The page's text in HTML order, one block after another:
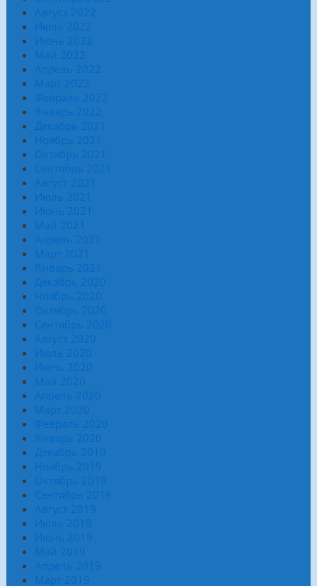
Август 2022
Июль 2022
Июнь 2022
Май 2022
Апрель 2022
Март 2022
Февраль 2022
Январь 2022
Декабрь 2021
Ноябрь 2021
Октябрь 2021
Сентябрь 2021
Август 2021
Июль 2021
Июнь 2021
Май 2021
Апрель 2021
Март 2021
Январь 2021
Декабрь 2020
Ноябрь 2020
Октябрь 2020
Сентябрь 2020
Август 2020
Июль 2020
Июнь 2020
Май 2020
Апрель 2020
Март 2020
Февраль 2020
Январь 2020
Декабрь 2019
Ноябрь 2019
Октябрь 2019
Сентябрь 2019
Август 2019
Июль 2019
Июнь 2019
Май 2019
Апрель 2019
Март 2019